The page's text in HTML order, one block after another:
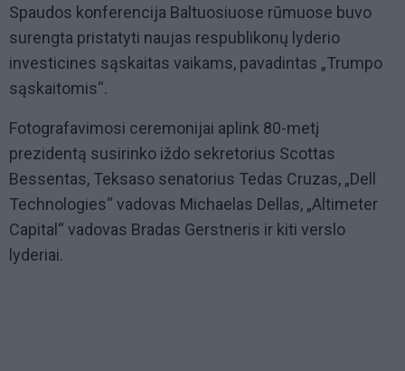
Spaudos konferencija Baltuosiuose rūmuose buvo
surengta pristatyti naujas respublikonų lyderio
investicines sąskaitas vaikams, pavadintas „Trumpo
sąskaitomis“.
Fotografavimosi ceremonijai aplink 80-metį
prezidentą susirinko iždo sekretorius Scottas
Bessentas, Teksaso senatorius Tedas Cruzas, „Dell
Technologies“ vadovas Michaelas Dellas, „Altimeter
Capital“ vadovas Bradas Gerstneris ir kiti verslo
lyderiai.